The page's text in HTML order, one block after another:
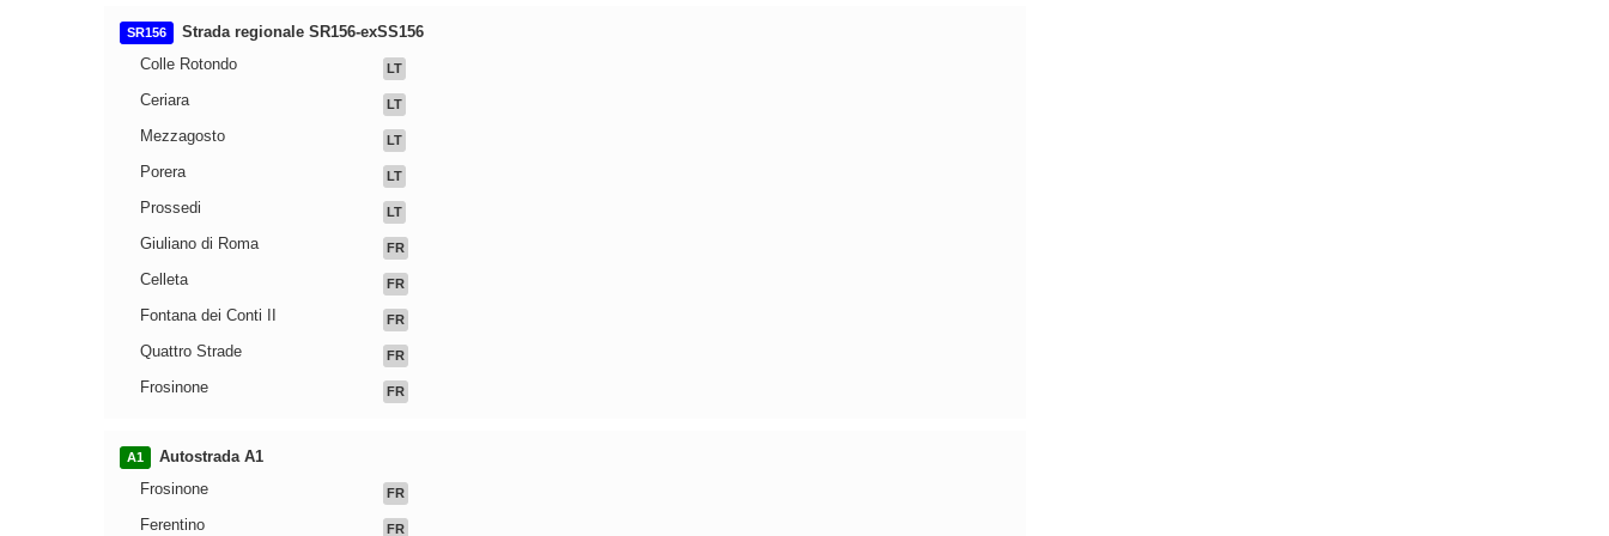
SR156
Strada regionale SR156-exSS156
Colle Rotondo
LT
Ceriara LT
Mezzagosto LT
Porera LT
Prossedi LT
Giuliano di Roma FR
Celleta FR
Fontana dei Conti II FR
Quattro Strade FR
Frosinone FR
A1
Autostrada A1
Frosinone
FR
Ferentino FR